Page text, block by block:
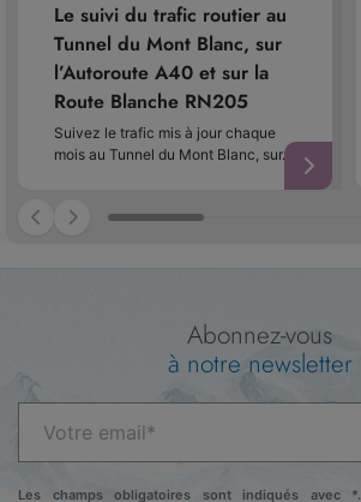
Le suivi du trafic routier au
Tunnel du Mont Blanc, sur
l’Autoroute A40 et sur la
Route Blanche RN205
Suivez le trafic mis à jour chaque
mois au Tunnel du Mont Blanc, sur…
Abonnez-vous
à notre newsletter
Les champs obligatoires sont indiqués avec *.